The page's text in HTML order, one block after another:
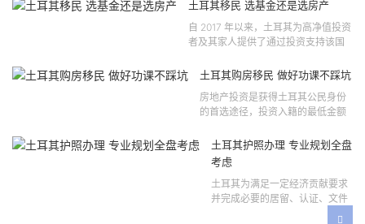
土耳其移民 选基金还是选房产
自 2017 年以来，土耳其为高净值投资
者及其家人提供了通过投资支持该国
会。 该计划的一大亮点在于其涵盖广
土耳其购房移民 做好功课不踩坑
房地产投资是获得土耳其公民身份
的首选途径，投资入籍的最低金额
二手房产。这一门槛自2019年调整
以来一直未变，适用于经持牌...
土耳其护照办理 专业规划全盘
考虑
土耳其为满足一定经济贡献要求
并完成必要的居留、认证、文件
准备和入籍申请步骤的外国投资